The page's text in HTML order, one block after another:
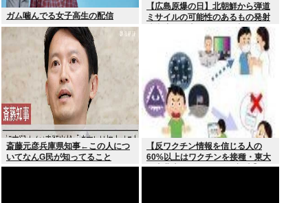
ガム噛んでる女子高生の配信
【広島原爆の日】北朝鮮から弾道
ミサイルの可能性のあるもの発射
防衛省が発表8月6日 17時12分配
斎藤元彦兵庫県知事←この人につ
いてなんG民が知ってること
【反ワクチン情報を信じる人の
60%以上はワクチンを接種・東大
と東北大が3万1000人を調査】ワ